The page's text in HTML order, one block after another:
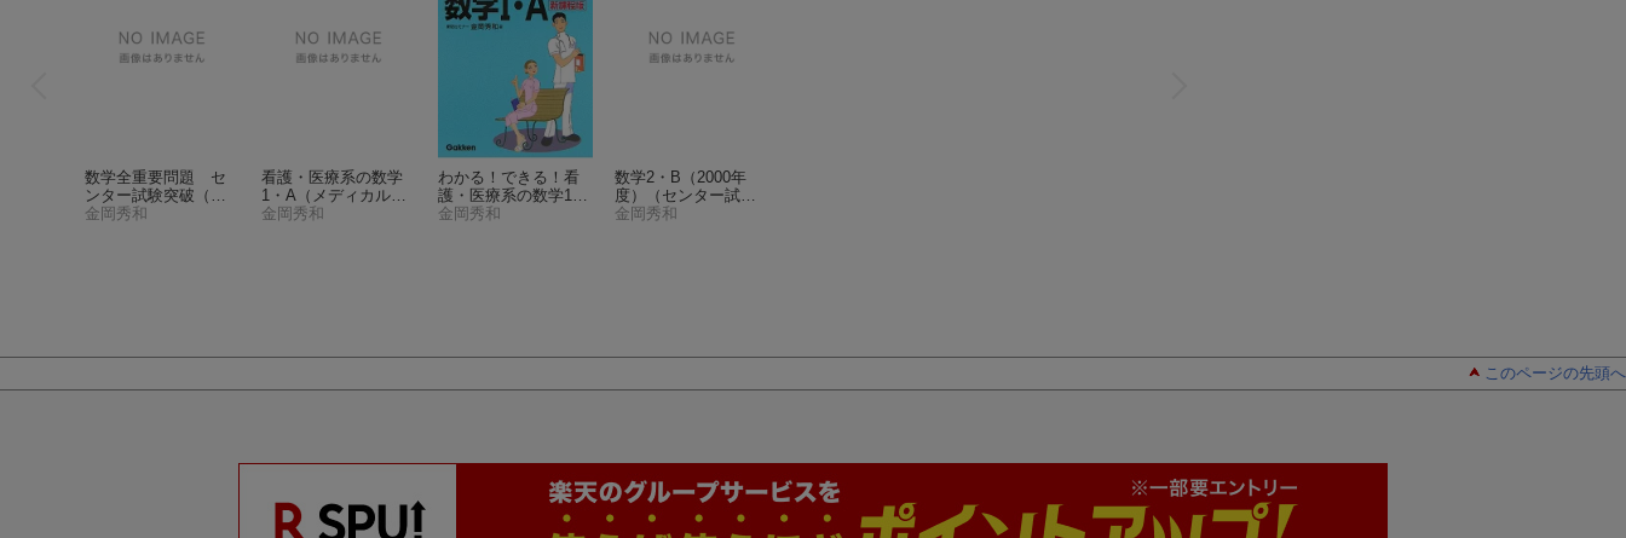
数学全重要問題 セ
ンター試験突破 （ス
ーパーゼミ数1）
金岡秀和
看護・医療系の数学
1・A （メディカルV
ブックス）
金岡秀和
わかる！できる！看
護・医療系の数学1・
A新課程版
金岡秀和
数学2・B（2000年
度）
（センター試験
対策問題集）
金岡秀和
1・A（メディカルV
ブックス）
金岡秀和
わかる！できる！看
護・医療系の数学1・
（メディカ
数学2・B（2000年
度）
（センター試験
対策問題集）
金岡秀和
このページの先頭へ